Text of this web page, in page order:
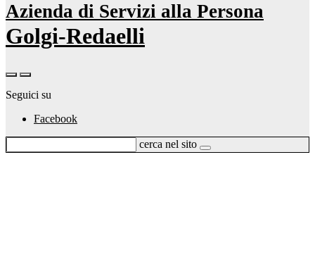
Azienda di Servizi alla Persona
Golgi-Redaelli
Seguici su
Facebook
cerca nel sito